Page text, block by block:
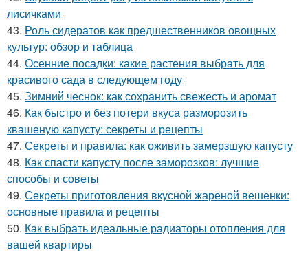
лисичками
43. Роль сидератов как предшественников овощных
культур: обзор и таблица
44. Осенние посадки: какие растения выбрать для
красивого сада в следующем году
45. Зимний чеснок: как сохранить свежесть и аромат
46. Как быстро и без потери вкуса разморозить
квашеную капусту: секреты и рецепты
47. Секреты и правила: как оживить замерзшую капусту
48. Как спасти капусту после заморозков: лучшие
способы и советы
49. Секреты приготовления вкусной жареной вешенки:
основные правила и рецепты
50. Как выбрать идеальные радиаторы отопления для
вашей квартиры